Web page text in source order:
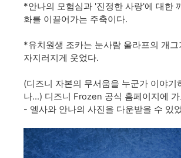
*안나의 모험심과 '진정한 사랑'에 대한
화를 이끌어가는 주축이다.
*유치원생 조카는 눈사람 울라프의 개
자지러지게 웃었다.
(디즈니 자본의 무서움을 누군가 이야기
나...) 디즈니 Frozen 공식 홈페이지에 가
- 엘사와 안나의 사진을 다운받을 수 있